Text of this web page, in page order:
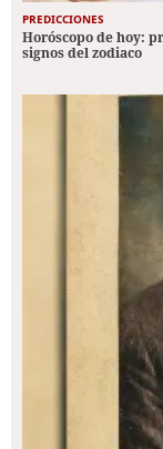
PREDICCIONES
Horóscopo de hoy:
signos del zodiaco